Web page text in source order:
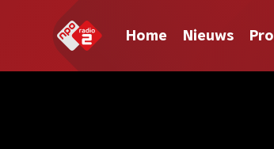
Home Nieuws